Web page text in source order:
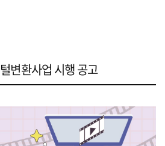
변환사업 시행 공고